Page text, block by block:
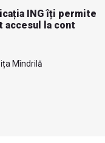
ING îți permite
accesul la cont
Mîndrilă